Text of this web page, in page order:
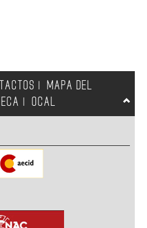
MAPA DEL
OCAL